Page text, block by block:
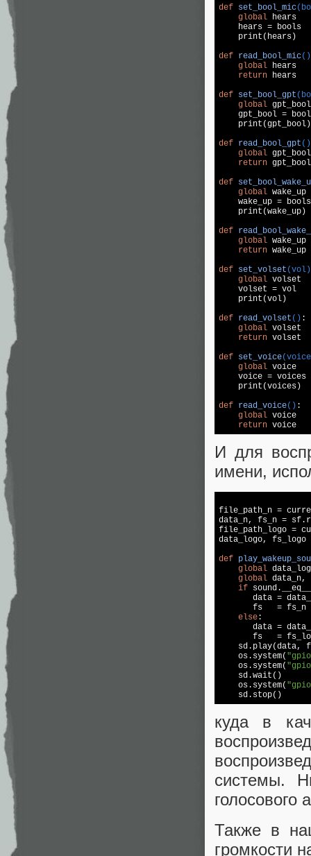
def set_bool_mic
global hears
    hears = bools
    print(hears)
def read_bool_mic()
global hears
return hears
def set_bool_gpt
global gpt_bool
gpt_bool =
    print(gpt_bool)
def read_bool_gpt ()
global gpt_bool
return gpt_bool
def
global wake_up
    wake_up = bools
    print(wake_up)
def
global wake_up
return wake_up
def set_volset (vol)
global volset
    volset = vol
    print(vol)
def read_volset () :
global volset
return volset
def set_voice
global voice
    voice = voices
    print(voices)
def read_voice() :
global voice
return voice
И для
имени,
file_path_n =
data_n, fs_n =
file_path_logo =
data_logo,
def
global
global data_n,
if
data =
       fs   = fs_n
else:
data =
fs   =
sd.play(data,
    os.system(
    os.system(
    os.system(
    sd.stop()
куда в
системы.
голосового
Также в
громкости